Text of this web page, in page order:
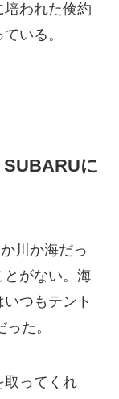
培われた倹約
いる。
に
川か海だっ
とがない。海
つもテント
た。
取ってくれ